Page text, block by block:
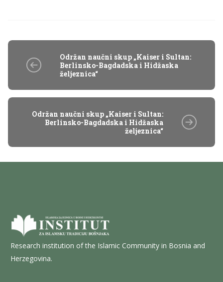
Održan naučni skup „Kaiser i Sultan:
Berlinsko-Bagdadska i Hidžaska
željeznica“
Održan naučni skup „Kaiser i Sultan:
Berlinsko-Bagdadska i Hidžaska
željeznica“
Research institution of the Islamic Community in Bosnia and
Herzegovina.